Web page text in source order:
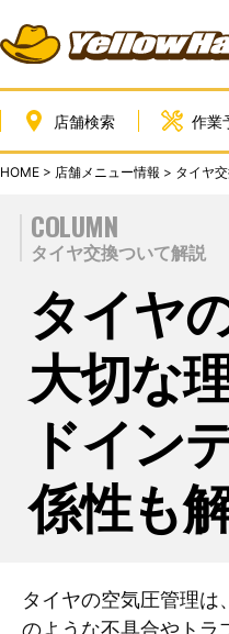
店舗検索 作業
HOME > 店舗メニュー情報 > タイヤ
COLUMN
タイヤ交換ついて解説
タイヤ
大切な
ドイン
係性も
タイヤの空気圧管理
のような不具合やトラ